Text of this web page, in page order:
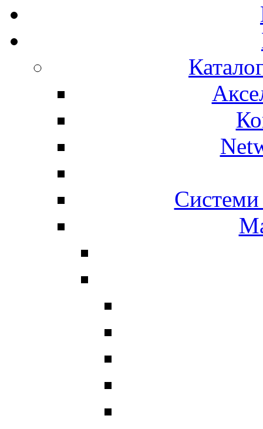
Системи